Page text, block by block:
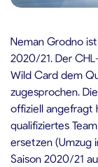
Neman Grodno
2020/21. Der
Wild Card dem
zugesprochen.
offiziell angefragt
qualifiziertes
ersetzen (Umzug
Saison 2020/21